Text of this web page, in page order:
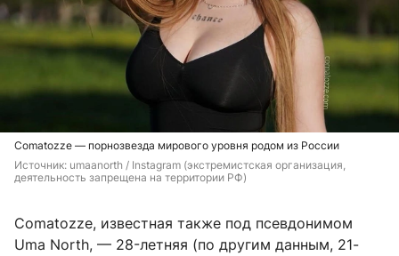
Comatozze — порнозвезда мирового уровня родом из России
Источник: umaanorth / Instagram (экстремистская организация,
деятельность запрещена на территории РФ)
Comatozze, известная также под псевдонимом
Uma North, — 28-летняя (по другим данным, 21-